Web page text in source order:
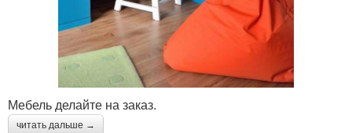
Мебель делайте на заказ.
читать дальше →